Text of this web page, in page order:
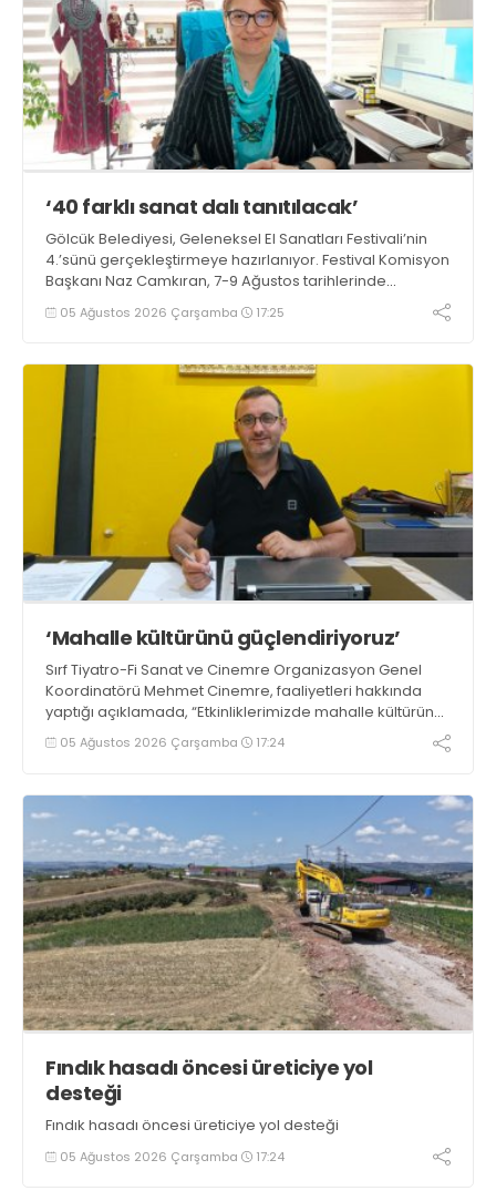
‘40 farklı sanat dalı tanıtılacak’
Gölcük Belediyesi, Geleneksel El Sanatları Festivali’nin
4.’sünü gerçekleştirmeye hazırlanıyor. Festival Komisyon
Başkanı Naz Camkıran, 7-9 Ağustos tarihlerinde
gerçekleşecek organizasyon hakkında yaptığı
açıklamada, “Yaklaşık 40 farklı sanat dalı tanıtılacak”
05 Ağustos 2026 Çarşamba 17:25
‘Mahalle kültürünü güçlendiriyoruz’
Sırf Tiyatro-Fi Sanat ve Cinemre Organizasyon Genel
Koordinatörü Mehmet Cinemre, faaliyetleri hakkında
yaptığı açıklamada, “Etkinliklerimizde mahalle kültürünü
ve birlik beraberlik duygusunu güçlendirmeyi
hedefliyoruz” dedi
05 Ağustos 2026 Çarşamba 17:24
Fındık hasadı öncesi üreticiye yol
desteği
Fındık hasadı öncesi üreticiye yol desteği
05 Ağustos 2026 Çarşamba 17:24